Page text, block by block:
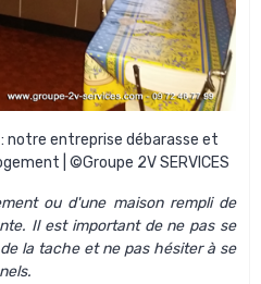
: notre entreprise débarasse et
| ©Groupe 2V SERVICES
ou d'une maison rempli de
Il est important de ne pas se
la tache et ne pas hésiter à se